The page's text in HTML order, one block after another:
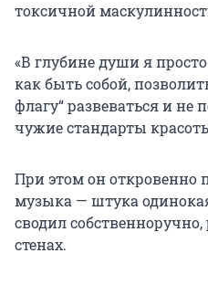
токсичной
«В глубине души я
как быть собой,
флагу“ развеваться и не
чужие стандарты
При этом он откровенно
музыка — штука
сводил
стенах.